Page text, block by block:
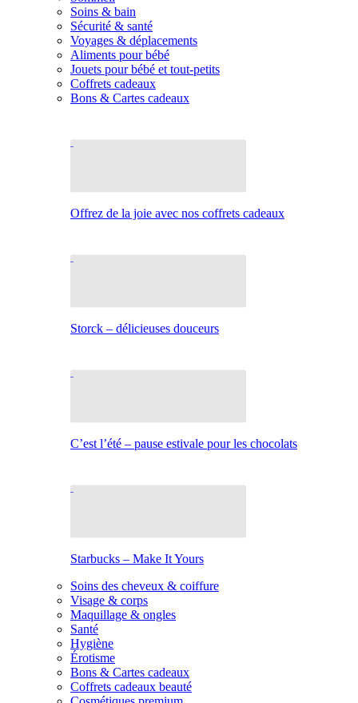
Soins & bain
Sécurité & santé
Voyages & déplacements
Aliments pour bébé
Jouets pour bébé et tout-petits
Coffrets cadeaux
Bons & Cartes cadeaux
Offrez de la joie avec nos coffrets cadeaux
Storck – délicieuses douceurs
C’est l’été – pause estivale pour les chocolats
Starbucks – Make It Yours
Soins des cheveux & coiffure
Visage & corps
Maquillage & ongles
Santé
Hygiène
Érotisme
Bons & Cartes cadeaux
Coffrets cadeaux beauté